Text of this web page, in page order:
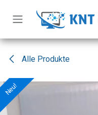
Alle Produkte
Neu!